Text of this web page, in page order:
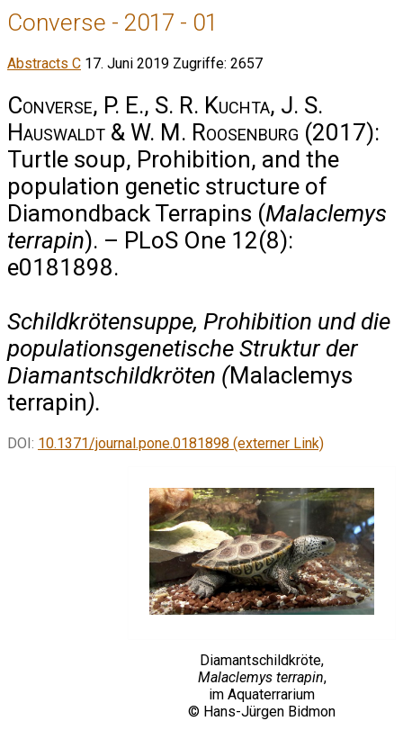
Converse - 2017 - 01
Abstracts C 17. Juni 2019 Zugriffe: 2657
Converse, P. E., S. R. Kuchta, J. S.
Hauswaldt & W. M. Roosenburg (2017):
Turtle soup, Prohibition, and the
population genetic structure of
Diamondback Terrapins (Malaclemys
terrapin). – PLoS One 12(8):
e0181898.
Schildkrötensuppe, Prohibition und die
populationsgenetische Struktur der
Diamantschildkröten (Malaclemys
terrapin).
DOI: 10.1371/journal.pone.0181898 (externer Link)
Diamantschildkröte,
Malaclemys terrapin,
im Aquaterrarium
© Hans-Jürgen Bidmon